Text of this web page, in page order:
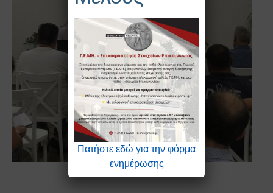
Πατήστε εδώ για την φόρμα
ενημέρωσης